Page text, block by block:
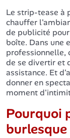
Le strip-tease à
chauffer
de publicité
boîte. Dans une
professionnelle,
de se divertir et
assistance. Et
donner en
moment
Pourquoi
burlesque